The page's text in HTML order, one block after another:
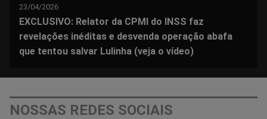
23/04/2026
EXCLUSIVO: Relator da CPMI do INSS faz
revelações inéditas e desvenda operação abafa
que tentou salvar Lulinha (veja o vídeo)
NOSSAS REDES SOCIAIS